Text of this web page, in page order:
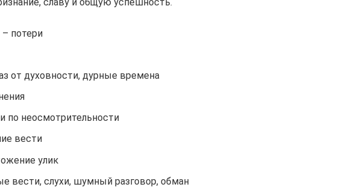
славу и общую успешность.
потери
от духовности, дурные времена
по неосмотрительности
вести
улик
вести, слухи, шумный разговор, обман